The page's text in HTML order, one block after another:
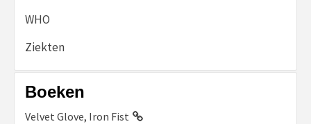
WHO
Ziekten
Boeken
Velvet Glove, Iron Fist